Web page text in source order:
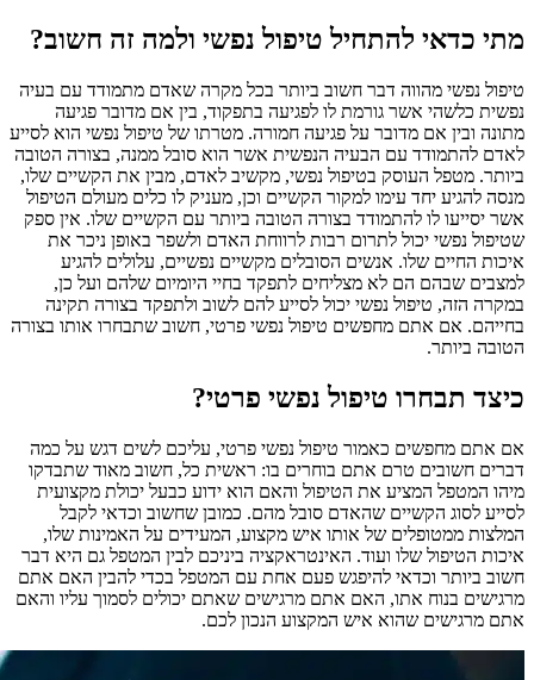
מתי כדאי להתחיל טיפול נפשי ולמה זה חשוב?
טיפול נפשי מהווה דבר חשוב ביותר בכל מקרה שאדם מתמודד עם בעיה
נפשית כלשהי אשר גורמת לו לפגיעה בתפקוד, בין אם מדובר פגיעה
מתונה ובין אם מדובר על פגיעה חמורה. מטרתו של טיפול נפשי הוא לסייע
לאדם להתמודד עם הבעיה הנפשית אשר הוא סובל ממנה, בצורה הטובה
ביותר. מטפל העוסק בטיפול נפשי, מקשיב לאדם, מבין את הקשיים שלו,
מנסה להגיע יחד עימו למקור הקשיים וכן, מעניק לו כלים מעולם הטיפול
אשר יסייעו לו להתמודד בצורה הטובה ביותר עם הקשיים שלו. אין ספק
שטיפול נפשי יכול לתרום רבות לרווחת האדם ולשפר באופן ניכר את
איכות החיים שלו. אנשים הסובלים מקשיים נפשיים, עלולים להגיע
למצבים שבהם הם לא מצליחים לתפקד בחיי היומיום שלהם ועל כן,
במקרה הזה, טיפול נפשי יכול לסייע להם לשוב ולתפקד בצורה תקינה
בחייהם. אם אתם מחפשים טיפול נפשי פרטי, חשוב שתבחרו אותו בצורה
הטובה ביותר.
כיצד תבחרו טיפול נפשי פרטי?
אם אתם מחפשים כאמור טיפול נפשי פרטי, עליכם לשים דגש על כמה
דברים חשובים טרם אתם בוחרים בו: ראשית כל, חשוב מאוד שתבדקו
מיהו המטפל המציע את הטיפול והאם הוא ידוע כבעל יכולת מקצועית
לסייע לסוג הקשיים שהאדם סובל מהם. כמובן שחשוב וכדאי לקבל
המלצות ממטופלים של אותו איש מקצוע, המעידים על האמינות שלו,
איכות הטיפול שלו ועוד. האינטראקציה ביניכם לבין המטפל גם היא דבר
חשוב ביותר וכדאי להיפגש פעם אחת עם המטפל בכדי להבין האם אתם
מרגישים בנוח אתו, האם אתם מרגישים שאתם יכולים לסמוך עליו והאם
אתם מרגישים שהוא איש המקצוע הנכון לכם.